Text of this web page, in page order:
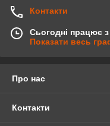
Контакти
Сьогодні працює
Показати весь
Про нас
Контакти